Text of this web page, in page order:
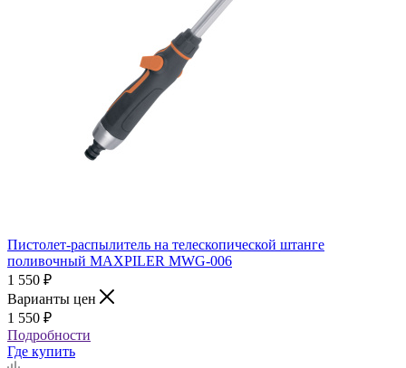
Пистолет-распылитель на телескопической штанге
поливочный MAXPILER MWG-006
1 550 ₽
Варианты цен
1 550 ₽
Подробности
Где купить